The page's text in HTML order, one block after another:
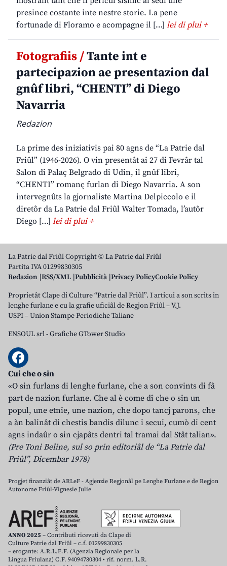
presince costante inte nestre storie. La pene
fortunade di Floramo e acompagne il […] lei di plui +
Fotografiis /Tante int e
partecipazion ae presentazion dal
gnûf libri, “CHENTI” di Diego
Navarria
Redazion
La prime des iniziativis pai 80 agns de “La Patrie dal
Friûl” (1946-2026). O vin presentât ai 27 di Fevrâr tal
Salon di Palaç Belgrado di Udin, il gnûf libri,
“CHENTI” romanç furlan di Diego Navarria. A son
intervegnûts la gjornaliste Martina Delpiccolo e il
diretôr da La Patrie dal Friûl Walter Tomada, l’autôr
Diego […] lei di plui +
La Patrie dal Friûl Copyright © La Patrie dal Friûl
Partita IVA 01299830305
Redazion RSS/XML Pubblicità Privacy PolicyCookie Policy
Proprietât Clape di Culture “Patrie dal Friûl”. I articui a son scrits in
lenghe furlane e cu la grafie uficiâl de Regjon Friûl – V.J.
USPI – Union Stampe Periodiche Taliane
ENSOUL srl-Grafiche GTower Studio
Cui che o sin
«O sin furlans di lenghe furlane, che a son convints di fâ
part de nazion furlane. Che al è come dî che o sin un
popul, une etnie, une nazion, che dopo tancj parons, che
a àn balinât di chestis bandis dilunc i secui, cumò di cent
agns indaûr o sin cjapâts dentri tal tramai dal Stât talian».
(Pre Toni Beline, sul so prin editoriâl de “La Patrie dal
Friûl”, Dicembar 1978)
Progjet finanziât de ARLeF - Agjenzie Regjonâl pe Lenghe Furlane e de Regjon
Autonome Friûl-Vignesie Julie
ANNO 2025 – Contributi ricevuti da Clape di
Culture Patrie dal Friûl – c.f. 01299830305
– erogante: A.R.L.E.F. (Agenzia Regionale per la
Lingua Friulana) C.F. 94094780304 • rif. norm. L.R.